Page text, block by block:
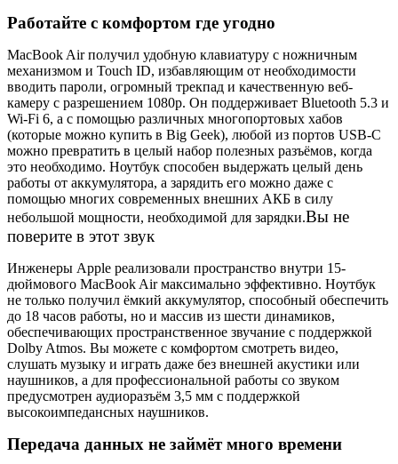
Работайте с комфортом где угодно
MacBook Air получил удобную клавиатуру с ножничным
механизмом и Touch ID, избавляющим от необходимости
вводить пароли, огромный трекпад и качественную веб-
камеру с разрешением 1080p. Он поддерживает Bluetooth 5.3 и
Wi-Fi 6, а с помощью различных многопортовых хабов
(которые можно купить в Big Geek), любой из портов USB-C
можно превратить в целый набор полезных разъёмов, когда
это необходимо. Ноутбук способен выдержать целый день
работы от аккумулятора, а зарядить его можно даже с
помощью многих современных внешних АКБ в силу
небольшой мощности, необходимой для зарядки.Вы не
поверите в этот звук
Инженеры Apple реализовали пространство внутри 15-
дюймового MacBook Air максимально эффективно. Ноутбук
не только получил ёмкий аккумулятор, способный обеспечить
до 18 часов работы, но и массив из шести динамиков,
обеспечивающих пространственное звучание с поддержкой
Dolby Atmos. Вы можете с комфортом смотреть видео,
слушать музыку и играть даже без внешней акустики или
наушников, а для профессиональной работы со звуком
предусмотрен аудиоразъём 3,5 мм с поддержкой
высокоимпедансных наушников.
Передача данных не займёт много времени